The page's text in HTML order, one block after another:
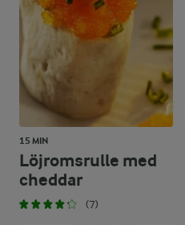
15 MIN
Löjromsrulle med
cheddar
(7)